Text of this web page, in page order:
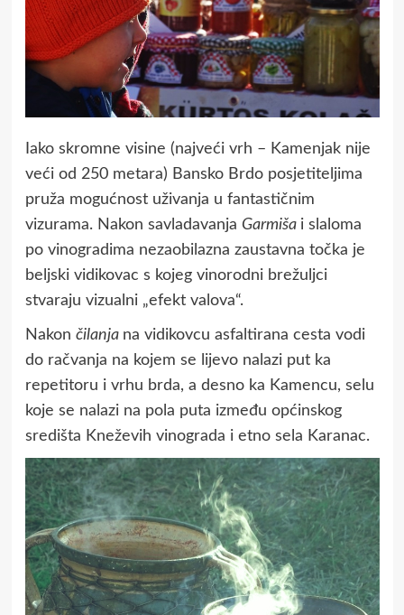
Iako skromne visine (najveći vrh – Kamenjak nije
veći od 250 metara) Bansko Brdo posjetiteljima
pruža mogućnost uživanja u fantastičnim
vizurama. Nakon savladavanja Garmiša i slaloma
po vinogradima nezaobilazna zaustavna točka je
beljski vidikovac s kojeg vinorodni brežuljci
stvaraju vizualni „efekt valova“.
Nakon čilanja na vidikovcu asfaltirana cesta vodi
do račvanja na kojem se lijevo nalazi put ka
repetitoru i vrhu brda, a desno ka Kamencu, selu
koje se nalazi na pola puta između općinskog
središta Kneževih vinograda i etno sela Karanac.